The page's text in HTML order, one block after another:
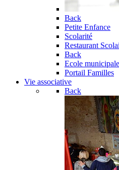
Back
Petite Enfance
Scolarité
Restaurant
Back
Ecole
Portail Familles
Vie associative
Back